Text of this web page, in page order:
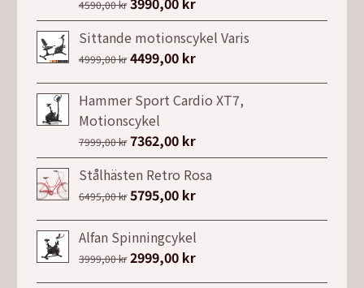
4590,00kr
ursprungliga
priset
var:
4590,00 kr.
nuvarande
priset
är:
3990,00 kr.
Sittande motionscykel Varis
4999,00kr Det
ursprungliga
priset
var:
4999,00 kr.
4499,00 krDet
nuvarande
priset
4499,00 kr.
Hammer Sport Cardio XT7,
Motionscykel
7999,00kr Det
ursprungliga
priset
var:
7999,00 kr.
7362,00 krDet
nuvarande
priset
är:
7362,00 kr.
Stålhästen Retro Rosa
6495,00kr Det
ursprungliga
priset
var:
5795,00 krDet
nuvarande
priset
är:
Alfan Spinningcykel
3999,00kr Det
ursprungliga
2999,00 krDet
nuvarande